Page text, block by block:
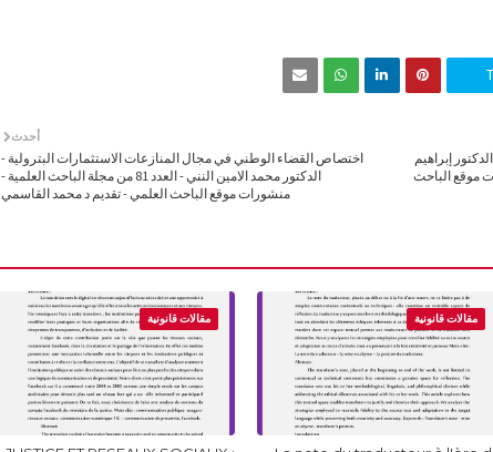
أحدث
اختصاص القضاء الوطني في مجال المنازعات الاستثمارات البترولية -
الدكتور محمد الامين النني - العدد 81 من مجلة الباحث العلمية -
منشورات موقع الباحث العلمي - تقديم د محمد القاسمي
إبراهيم
موقع الباحث
مقالات قانونية مقالات قانونية